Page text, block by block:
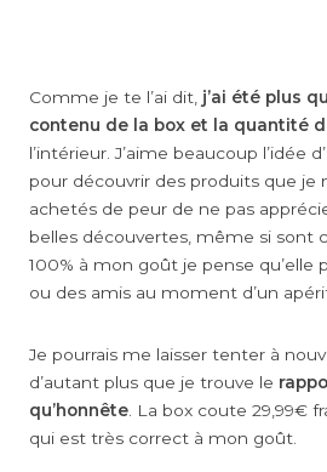
Comme je te l’ai dit, j’ai été plus
contenu de la box et la quantité
l’intérieur. J’aime beaucoup l’idée
pour découvrir des produits que je
achetés de peur de ne pas
belles découvertes, même si sont
100% à mon goût je pense qu’elle
ou des amis au moment d’un
Je pourrais me laisser tenter à
d’autant plus que je trouve le
qu’honnête . La box coute 29,99€
qui est très correct à mon goût.